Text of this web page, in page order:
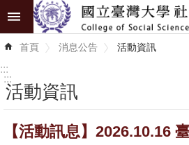
跳到主要內容區塊
進
階
識
首頁 消息公告 活動資訊
:::
:::
活動資訊
【活動訊息】2026.10.16